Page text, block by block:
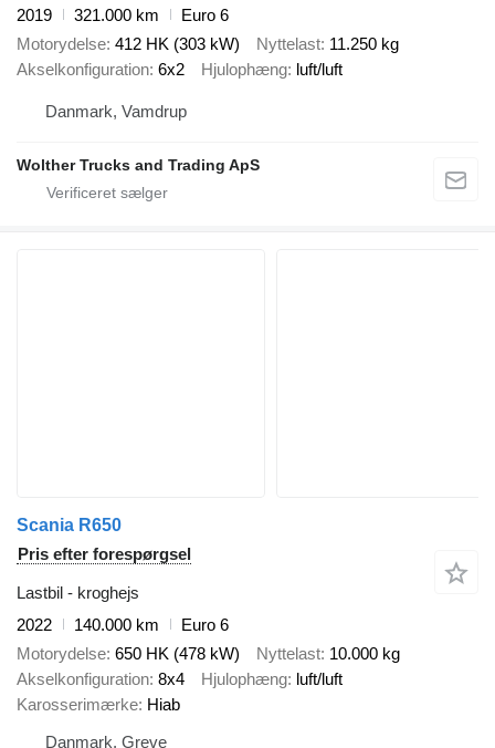
2019
321.000 km
Euro 6
Motorydelse 412 HK (303 kW) Nyttelast 11.250 kg
Akselkonfiguration 6x2 Hjulophæng luft/luft
Danmark, Vamdrup
Wolther Trucks and Trading ApS
Scania R650
Pris efter forespørgsel
Lastbil - kroghejs
2022
140.000 km
Euro 6
Motorydelse 650 HK (478 kW) Nyttelast 10.000 kg
Akselkonfiguration 8x4 Hjulophæng luft/luft
Karosserimærke Hiab
Danmark, Greve